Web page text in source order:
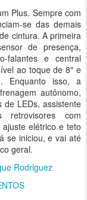
Plus. Sempre com
se das demais
cintura. A primeira
de presença,
falantes e central
ao toque de 8" e
Enquanto isso, a
autônomo,
de LEDs, assistente
retrovisores com
elétrico e teto
se iniciou, e vai até
geral.
Rodriguez